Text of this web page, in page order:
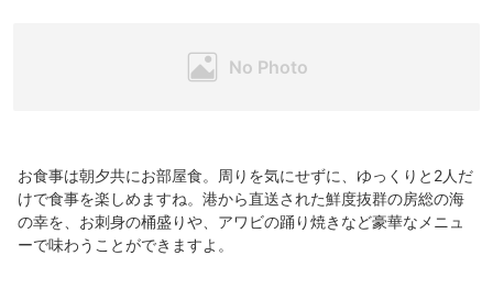
お食事は朝夕共にお部屋食。周りを気にせずに、ゆっくりと2人だ
けで食事を楽しめますね。港から直送された鮮度抜群の房総の海
の幸を、お刺身の桶盛りや、アワビの踊り焼きなど豪華なメニュ
ーで味わうことができますよ。